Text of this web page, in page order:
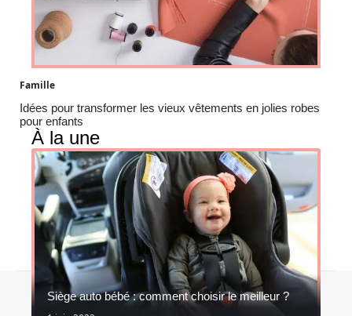
Famille
Idées pour transformer les vieux vêtements en jolies robes
pour enfants
À la une
Siège auto bébé : comment choisir le meilleur ?
Contact Mentions légales Sitemap